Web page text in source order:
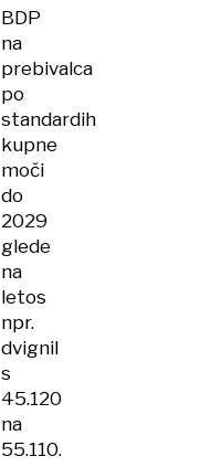
BDP
na
prebivalca
po
standardih
kupne
moči
do
2029
glede
na
letos
npr.
dvignil
s
45.120
na
55.110.